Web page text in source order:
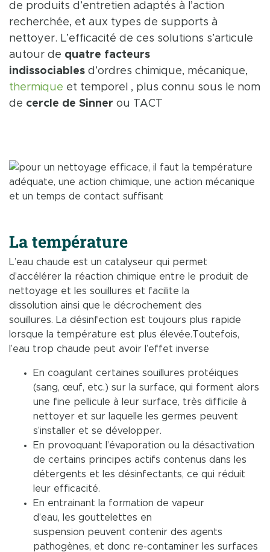
de produits d’entretien adaptés à l’action
recherchée, et aux types de supports à
nettoyer. L’efficacité de ces solutions s’articule
autour de quatre facteurs
indissociables d’ordres chimique, mécanique,
thermique et temporel , plus connu sous le nom
de cercle de Sinner ou TACT
La température
L’eau chaude est un catalyseur qui permet
d’accélérer la réaction chimique entre le produit de
nettoyage et les souillures et facilite la
dissolution ainsi que le décrochement des
souillures. La désinfection est toujours plus rapide
lorsque la température est plus élevée.Toutefois,
l’eau trop chaude peut avoir l’effet inverse
En coagulant certaines souillures protéiques
(sang, œuf, etc.) sur la surface, qui forment alors
une fine pellicule à leur surface, très difficile à
nettoyer et sur laquelle les germes peuvent
s’installer et se développer.
En provoquant l’évaporation ou la désactivation
de certains principes actifs contenus dans les
détergents et les désinfectants, ce qui réduit
leur efficacité.
En entrainant la formation de vapeur
d’eau, les gouttelettes en
suspension peuvent contenir des agents
pathogènes, et donc re-contaminer les surfaces